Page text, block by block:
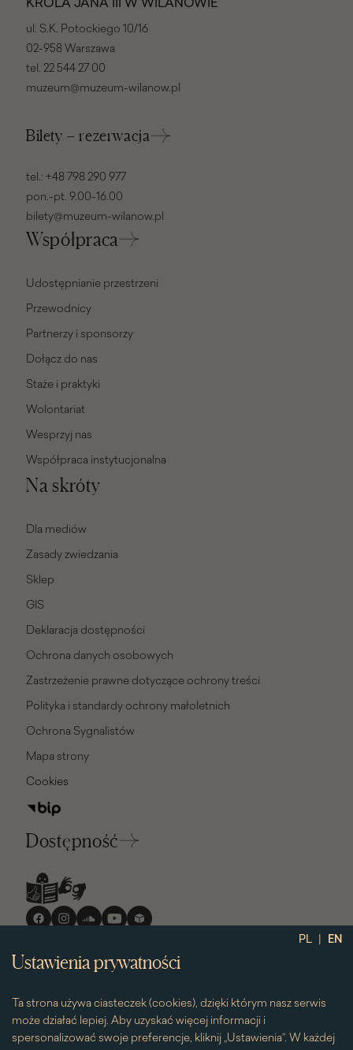
PL | EN
Ustawienia prywatności
Ta strona używa ciasteczek (cookies), dzięki którym nasz serwis
może działać lepiej. Aby uzyskać więcej informacji i
spersonalizować swoje preferencje, kliknij „Ustawienia”. W każdej
ul. S.K. Potockiego 10/16
02-958 Warszawa
tel. 22 544 27 00
muzeum@muzeum-wilanow.pl
Bilety – rezerwacja
tel.: +48 798 290 977
pon.-pt. 9.00-16.00
bilety@muzeum-wilanow.pl
Współpraca
Udostępnianie przestrzeni
Przewodnicy
Partnerzy i sponsorzy
Dołącz do nas
Staże i praktyki
Wolontariat
Wesprzyj nas
Współpraca instytucjonalna
Na skróty
Dla mediów
Zasady zwiedzania
Sklep
GIS
Deklaracja dostępności
Ochrona danych osobowych
Zastrzeżenie prawne dotyczące ochrony treści
Polityka i standardy ochrony małoletnich
Ochrona Sygnalistów
Mapa strony
Cookies
Dostępność
Media
społecznościowe